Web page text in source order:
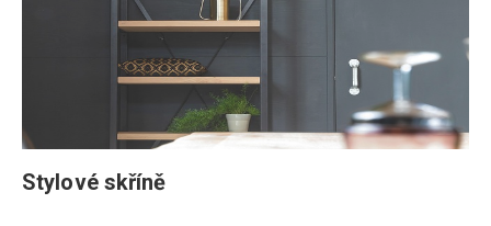
Stylové skříně